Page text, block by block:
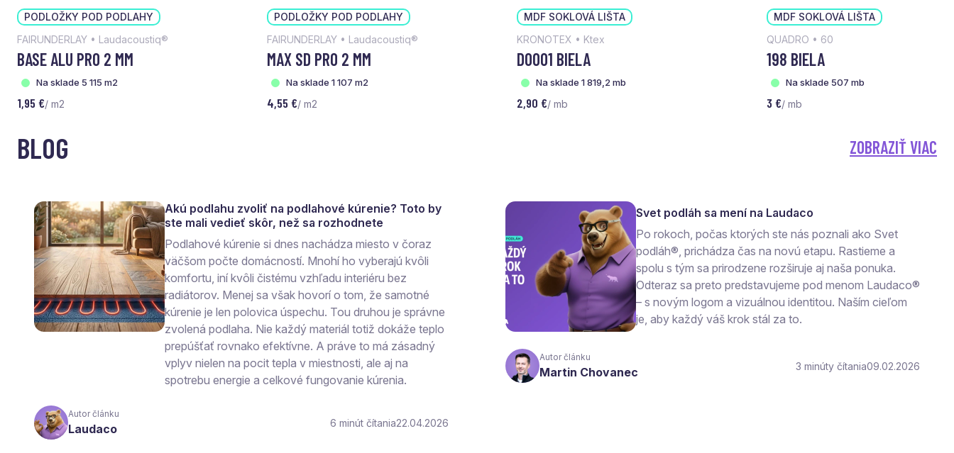
PODLOŽKY POD PODLAHY
FAIRUNDERLAY • Laudacoustiq®
BASE ALU PRO 2 MM
Na sklade 5 115 m2
1,95 €/ m2
PODLOŽKY POD PODLAHY
FAIRUNDERLAY • Laudacoustiq®
MAX SD PRO 2 MM
Na sklade 1 107 m2
4,55 €/ m2
MDF SOKLOVÁ LIŠTA
KRONOTEX • Ktex
D0001 BIELA
Na sklade 1 819,2 mb
2,90 €/ mb
MDF SOKLOVÁ LIŠTA
QUADRO • 60
198 BIELA
Na sklade 507 mb
3 €/ mb
BLOG ZOBRAZIŤ VIAC
Akú podlahu zvoliť na podlahové kúrenie? Toto by
ste mali vedieť skôr, než sa rozhodnete
Podlahové kúrenie si dnes nachádza miesto v čoraz
väčšom počte domácností. Mnohí ho vyberajú kvôli
komfortu, iní kvôli čistému vzhľadu interiéru bez
radiátorov. Menej sa však hovorí o tom, že samotné
kúrenie je len polovica úspechu. Tou druhou je správne
zvolená podlaha. Nie každý materiál totiž dokáže teplo
prepúšťať rovnako efektívne. A práve to má zásadný
vplyv nielen na pocit tepla v miestnosti, ale aj na
spotrebu energie a celkové fungovanie kúrenia.
Autor článku
Laudaco 6 čítania22.04.2026
Svet podláh sa mení na Laudaco
Po rokoch, počas ktorých ste nás poznali ako Svet
podláh®, prichádza čas na novú etapu. Rastieme a
spolu s tým sa prirodzene rozširuje aj naša ponuka.
Odteraz sa preto predstavujeme pod menom Laudaco®
– s novým logom a vizuálnou identitou. Naším cieľom
je, aby každý váš krok stál za to.
Autor článku
Martin Chovanec 3 čítania09.02.2026